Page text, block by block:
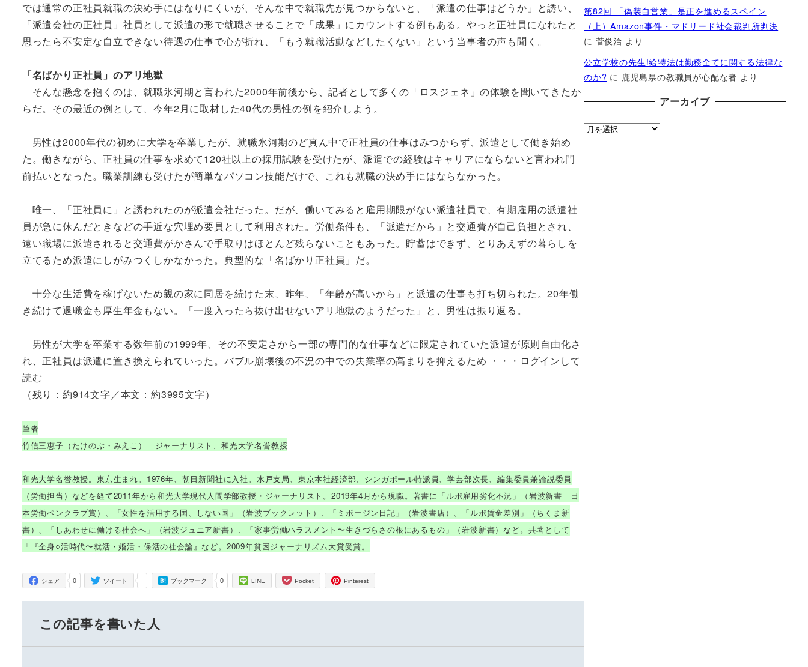
では通常の正社員就職の決め手にはなりにくいが、そんな中で就職先が見つからないと、「派遣の仕事はどうか」と誘い、
「派遣会社の正社員」社員として派遣の形で就職させることで「成果」にカウントする例もある。やっと正社員になれたと
思ったら不安定な自立できない待遇の仕事で心が折れ、「もう就職活動などしたくない」という当事者の声も聞く。
「名ばかり正社員」のアリ地獄
そんな懸念を抱くのは、就職氷河期と言われた2000年前後から、記者として多くの「ロスジェネ」の体験を聞いてきたか
らだ。その最近の例として、今年2月に取材した40代の男性の例を紹介しよう。
男性は2000年代の初めに大学を卒業したが、就職氷河期のど真ん中で正社員の仕事はみつからず、派遣として働き始め
た。働きながら、正社員の仕事を求めて120社以上の採用試験を受けたが、派遣での経験はキャリアにならないと言われ門
前払いとなった。職業訓練も受けたが簡単なパソコン技能だけで、これも就職の決め手にはならなかった。
唯一、「正社員に」と誘われたのが派遣会社だった。だが、働いてみると雇用期限がない派遣社員で、有期雇用の派遣社
員が急に休んだときなどの手近な穴埋め要員として利用された。労働条件も、「派遣だから」と交通費が自己負担とされ、
遠い職場に派遣されると交通費がかさんで手取りはほとんど残らないこともあった。貯蓄はできず、とりあえずの暮らしを
立てるため派遣にしがみつくしかなかった。典型的な「名ばかり正社員」だ。
十分な生活費を稼げないため親の家に同居を続けた末、昨年、「年齢が高いから」と派遣の仕事も打ち切られた。20年働
き続けて退職金も厚生年金もない。「一度入ったら抜け出せないアリ地獄のようだった」と、男性は振り返る。
男性が大学を卒業する数年前の1999年、その不安定さから一部の専門的な仕事などに限定されていた派遣が原則自由化さ
れ、正社員は派遣に置き換えられていった。バブル崩壊後の不況の中での失業率の高まりを抑えるため ・・・ログインして
読む
（残り：約914文字／本文：約3995文字）
筆者
竹信三恵子（たけのぶ・みえこ） ジャーナリスト、和光大学名誉教授
和光大学名誉教授。東京生まれ。1976年、朝日新聞社に入社。水戸支局、東京本社経済部、シンガポール特派員、学芸部次長、編集委員兼論説委員
（労働担当）などを経て2011年から和光大学現代人間学部教授・ジャーナリスト。2019年4月から現職。著書に「ルポ雇用劣化不況」（岩波新書 日
本労働ペンクラブ賞）、「女性を活用する国、しない国」（岩波ブックレット）、「ミボージン日記」（岩波書店）、「ルポ賃金差別」（ちくま新
書）、「しあわせに働ける社会へ」（岩波ジュニア新書）、「家事労働ハラスメント〜生きづらさの根にあるもの」（岩波新書）など。共著として
「『全身○活時代〜就活・婚活・保活の社会論』など。2009年貧困ジャーナリズム大賞受賞。
0
シェア -
ツイート 0
ブックマーク LINE Pocket Pinterest
この記事を書いた人
第82回 「偽装自営業」是正を進めるスペイン
（上）Amazon事件・マドリード社会裁判所判決
に 菅俊治 より
公立学校の先生!給特法は勤務全てに関する法律な
のか? に 鹿児島県の教職員が心配な者 より
アーカイブ
ア